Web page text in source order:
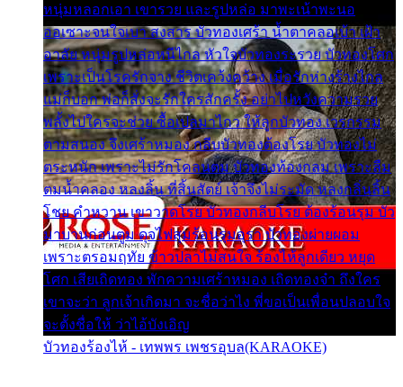
หนุ่มหลอกเอา เขารวย และรูปหล่อ มาพะเน้าพะนอ
ออเซาะจนใจเบา สงสาร บัวทองเศร้า น้ำตาคลอเบ้า เฝ้า
อาลัย หนุ่มรูปหล่อหนีไกล หัวใจบัวทองระรวย บัวทองโศก
เพราะเป็นโรครักจาง ชีวิตเคว้งคว้าง เมื่อรักห่างร้างไกล
แม่ก็บอก พ่อก็สั่งจะรักใครสักครั้ง อย่าไปหวังความรวย
พลั้งไปใครจะช่วย ซื้อเปลมาไกว ให้ลูกบัวทอง เวรกรรม
ตามสนอง จึงเศร้าหมอง กลีบบัวทองต้องโรย บัวทองไม่
ตระหนัก เพราะไม่รักโคลนตม บัวทองท้องกลม เพราะลืม
ตมน้ำคลอง หลงลิ้น ที่สิ้นสัตย์ เจ้าจึงไม่ระมัด หลงกลิ่นลิ้น
โชย คำหวาน เขาวาดโรย บัวทองกลีบโรย ต้องร้อนรุม บัว
มาบานก่อนตูม ดุจไฟสุมร้อนรุมอุรา บัวทองผ่ายผอม
เพราะตรอมฤทัย ข้าวปลาไม่สนใจ ร้องไห้ลูกเดียว หยุด
โศก เสียเถิดทอง พักความเศร้าหมอง เถิดทองจ๋า ถึงใคร
เขาจะว่า ลูกเจ้าเกิดมา จะชื่อว่าไง พี่ขอเป็นเพื่อนปลอบใจ
จะตั้งชื่อให้ ว่าไอ้บังเอิญ
บัวทองร้องไห้ - เทพพร เพชรอุบล(KARAOKE)